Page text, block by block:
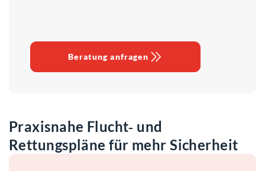
Beratung anfragen
Praxisnahe Flucht‑ und
Rettungspläne für mehr Sicherheit